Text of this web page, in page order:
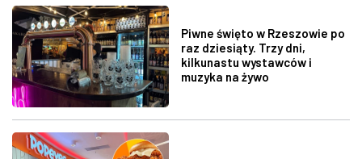
Piwne święto w Rzeszowie po
raz dziesiąty. Trzy dni,
kilkunastu wystawców i
muzyka na żywo